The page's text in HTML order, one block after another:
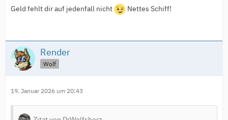
Geld fehlt dir auf jedenfall nicht Nettes Schiff!
Render
Wolf
19. Januar 2026 um 20:43